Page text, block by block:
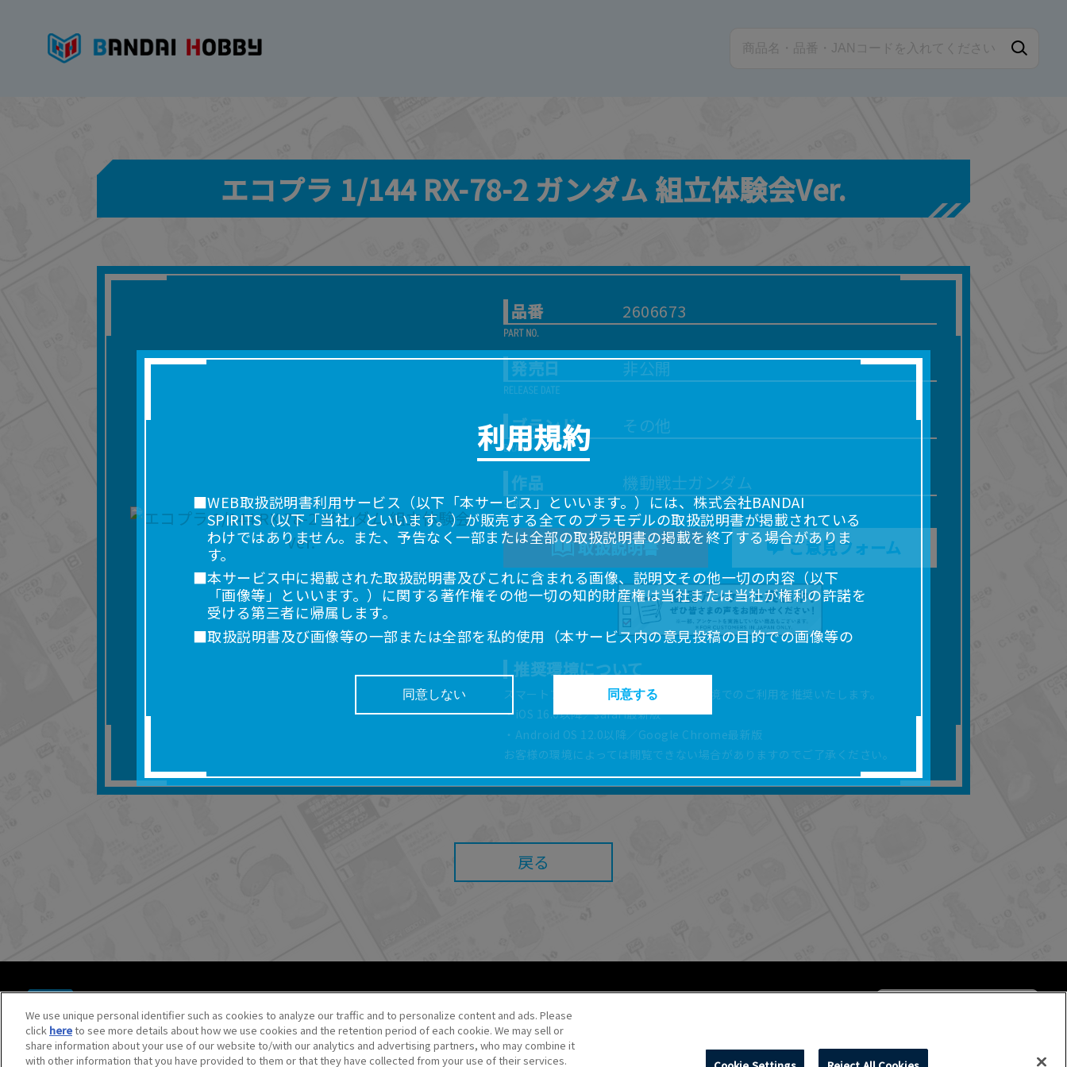
エコプラ 1/144 RX-78-2 ガンダム 組立体験会Ver.
品番 2606673
発売日 非公開
ブランド その他
作品 機動戦士ガンダム
取扱説明書 ご意見フォーム
推奨環境について
スマートフォン、タブレットは以下の環境でのご利用を推奨いたします。
・iOS 16.0以降／safari最新版
・Android OS 12.0以降／Google Chrome最新版
お客様の環境によっては閲覧できない場合がありますのでご了承ください。
戻る
© BANDAI SPIRITS CO.,LTD. ALL RIGHTS RESERVED.
©創通・サンライズ ©創通・サンライズ・MBS
©SOTSU・SUNRISE ©SOTSU・SUNRISE・MBS
©Nintendo・Creatures・GAME FREAK・TV Tokyo・ShoPro・JR Kikaku ©Pokémon
©Pokémon. ©Nintendo/Creatures Inc./GAME FREAK inc.
We use unique personal identifier such as cookies to analyze our traffic and to personalize content and ads. Please
click hereto see more details about how we use cookies and the retention period of each cookie. We may sell or
share information about your use of our website to/with our analytics and advertising partners, who may combine it
with other information that you have provided to them or that they have collected from your use of their services.
利用規約
■WEB取扱説明書利用サービス（以下「本サービス」といいます。）には、株式会社BANDAI
SPIRITS（以下「当社」といいます。）が販売する全てのプラモデルの取扱説明書が掲載されている
わけではありません。また、予告なく一部または全部の取扱説明書の掲載を終了する場合がありま
す。
■本サービス中に掲載された取扱説明書及びこれに含まれる画像、説明文その他一切の内容（以下
「画像等」といいます。）に関する著作権その他一切の知的財産権は当社または当社が権利の許諾を
受ける第三者に帰属します。
■取扱説明書及び画像等の一部または全部を私的使用（本サービス内の意見投稿の目的での画像等の
れに限りません。）することは禁止いたします。
■掲載している取扱説明書は、お客様が購入された商品に同梱されたものと異なる場合があります。
■対象商品仕様の変更などにより、取扱説明書の内容は予告なく変更される場合があります。
■当社は、取扱説明書の正確性確保に努めておりますが、取扱説明書の完全性を保証するものではあ
■お客様のご利用環境によっては、本サービスをご利用いただけない場合があります。
器、ネットワークへの障害（コンピューターウィルスに起因する障害を含みます。）等が生じたとし
■当社は、本サービスの内容・条件を予告なく変更または停止することがあります。また当社は、本
同意しない 同意する